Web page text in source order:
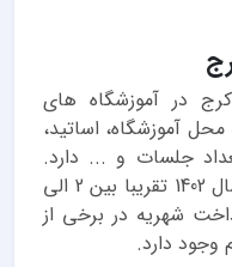
در آموزشگاه های
آموزشگاه، اساتید،
جلسات و ... دارد.
هزینه کلاس فتوشاپ در کرج در سال 1402 تقریبا بین 2 الی
شهریه در برخی از
دارد.